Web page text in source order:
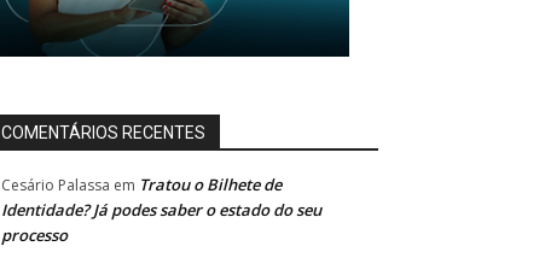
COMENTÁRIOS RECENTES
Cesário Palassa em Tratou o Bilhete de
Identidade? Já podes saber o estado do seu
processo